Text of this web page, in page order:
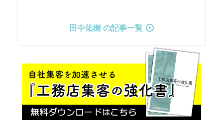
田中佑樹 の記事一覧